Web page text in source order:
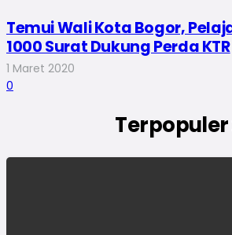
Temui Wali Kota Bogor,
1000 Surat Dukung Perda KTR
1 Maret 2020
0
Terpopuler